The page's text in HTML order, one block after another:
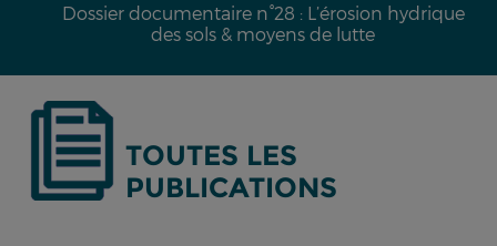
Dossier documentaire n°28 : L’érosion hydrique
des sols & moyens de lutte
TOUTES LES
PUBLICATIONS